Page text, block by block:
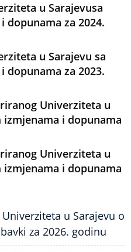
u Sarajevusa
dopunama za 2024.
u Sarajevu sa
dopunama za 2023.
Univerziteta u
i dopunama
Univerziteta u
i dopunama
u Sarajevu o
za 2026. godinu